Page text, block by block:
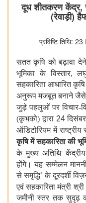
दूध शीतकरण केंद्र,
(रेवाड़ी)
प्रविष्टि तिथि:
सतत कृषि को बढ़ावा देने
भूमिका के विस्तार,
सहकारिता आधारित
अनुरूप मजबूत बनाने जैसे
जुड़े पहलुओं पर विचार-
(कृभको)द्वारा 24
ऑडिटोरियम में राष्ट्रीय
कृषि में सहकारिता की
के मुख्य अतिथि केंद्रीय
होंगे। यह सम्मेलन
से समृद्धि’ के दूरदर्शी
एवं सहकारिता मंत्री
जमीनी स्तर तक सुदृढ़